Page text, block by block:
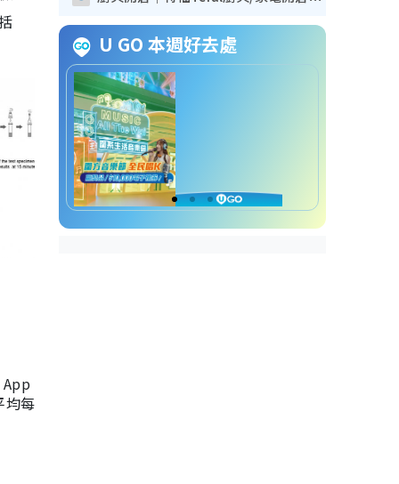
均每
U GO 本週好去處